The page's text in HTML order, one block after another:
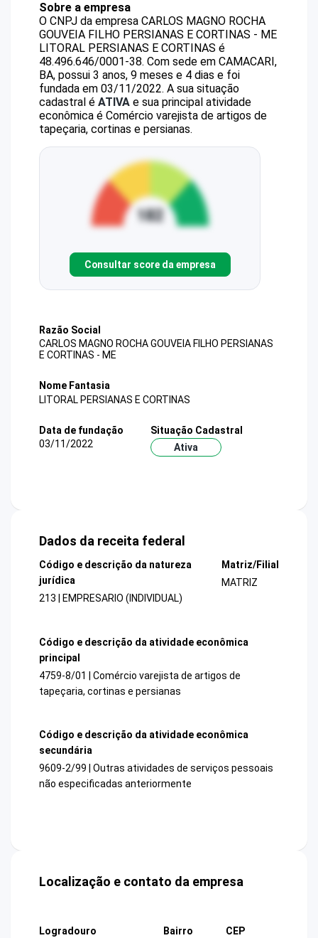
Sobre a empresa
O CNPJ da empresa CARLOS MAGNO ROCHA
GOUVEIA FILHO PERSIANAS E CORTINAS - ME
LITORAL PERSIANAS E CORTINAS é
48.496.646/0001-38. Com sede em CAMACARI,
BA, possui 3 anos, 9 meses e 4 dias e foi
fundada em 03/11/2022. A sua situação
cadastral é ATIVA e sua principal atividade
econômica é Comércio varejista de artigos de
tapeçaria, cortinas e persianas.
Consultar score da empresa
Razão Social
CARLOS MAGNO ROCHA GOUVEIA FILHO PERSIANAS
E CORTINAS - ME
Nome Fantasia
LITORAL PERSIANAS E CORTINAS
Data de fundação
03/11/2022
Situação Cadastral
Ativa
Dados da receita federal
Código e descrição da natureza
jurídica
213 | EMPRESARIO (INDIVIDUAL)
Matriz/Filial
MATRIZ
Código e descrição da atividade econômica
principal
4759-8/01 | Comércio varejista de artigos de
tapeçaria, cortinas e persianas
Código e descrição da atividade econômica
secundária
9609-2/99 | Outras atividades de serviços pessoais
não especificadas anteriormente
Localização e contato da empresa
Logradouro
Bairro
CEP